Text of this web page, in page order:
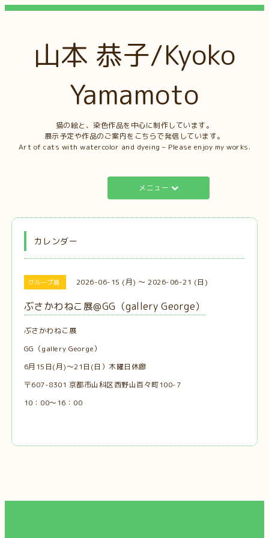
山本 恭子/Kyoko
Yamamoto
猫の絵と、染色作品を中心に制作しています。
展示予定や作品のご案内をこちらで発信しています。
Art of cats with watercolor and dyeing – Please enjoy my works.
メニュー
カレンダー
グループ展 2026-06-15 (月) ～ 2026-06-21 (日)
ぶさかわねこ展@GG（gallery George）
ぶさかわねこ展
GG（gallery George）
6月15日(月)〜21日(日）木曜日休廊
〒607-8301 京都市山科区西野山百々町100-7
10：00～16：00